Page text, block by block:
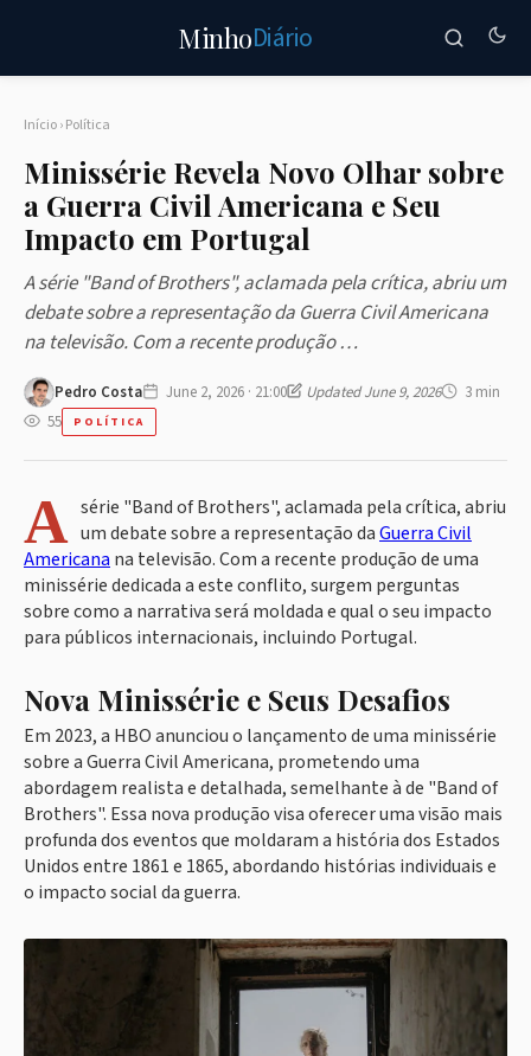
MinhoDiário
Início›Política
Minissérie Revela Novo Olhar sobre
a Guerra Civil Americana e Seu
Impacto em Portugal
A série "Band of Brothers", aclamada pela crítica, abriu um
debate sobre a representação da Guerra Civil Americana
na televisão. Com a recente produção …
Pedro Costa June 2, 2026 · 21:00 Updated June 9, 2026
3 min
55
POLÍTICA
A série "Band of Brothers", aclamada pela crítica, abriu
um debate sobre a representação daGuerra Civil
Americana na televisão. Com a recente produção de uma
minissérie dedicada a este conflito, surgem perguntas
sobre como a narrativa será moldada e qual o seu impacto
para públicos internacionais, incluindo Portugal.
Nova Minissérie e Seus Desafios
Em 2023, a HBO anunciou o lançamento de uma minissérie
sobre a Guerra Civil Americana, prometendo uma
abordagem realista e detalhada, semelhante à de "Band of
Brothers". Essa nova produção visa oferecer uma visão mais
profunda dos eventos que moldaram a história dos Estados
Unidos entre 1861 e 1865, abordando histórias individuais e
o impacto social da guerra.